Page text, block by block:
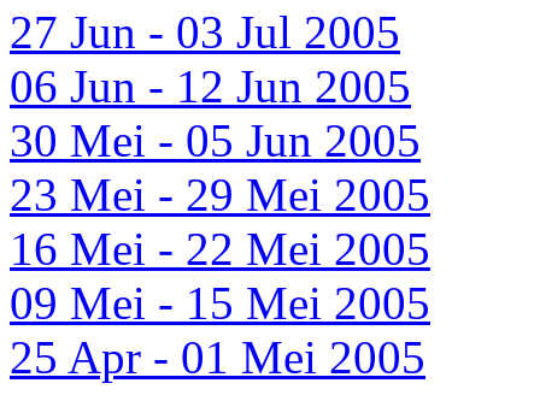
27 Jun - 03 Jul 2005
06 Jun - 12 Jun 2005
30 Mei - 05 Jun 2005
23 Mei - 29 Mei 2005
16 Mei - 22 Mei 2005
09 Mei - 15 Mei 2005
25 Apr - 01 Mei 2005